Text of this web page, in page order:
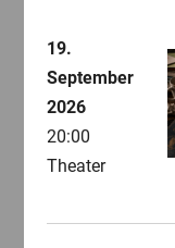
19.
September
2026
20:00
Theater